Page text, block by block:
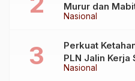
Nasional
Murur dan
Haji
Nasional
Perkuat
PLN Jalin
Kementerian